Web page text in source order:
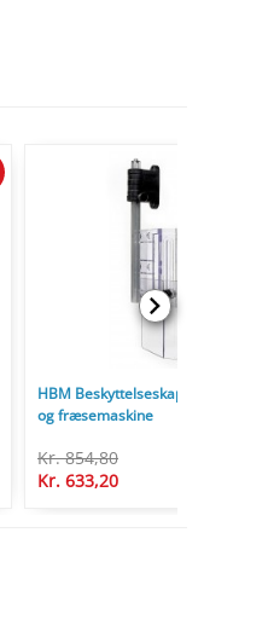
HBM Beskyttelseskapper til
og fræsemaskine
Kr. 854,80
Kr. 633,20